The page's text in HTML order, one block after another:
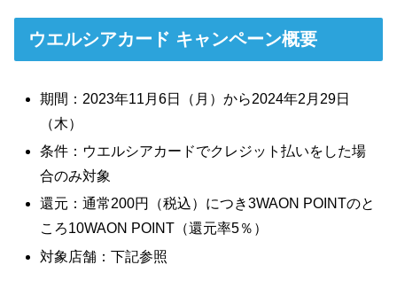
ウエルシアカード キャンペーン概要
期間：2023年11月6日（月）から2024年2月29日
（木）
条件：ウエルシアカードでクレジット払いをした場
合のみ対象
還元：通常200円（税込）につき3WAON POINTのと
ころ10WAON POINT（還元率5％）
対象店舗：下記参照